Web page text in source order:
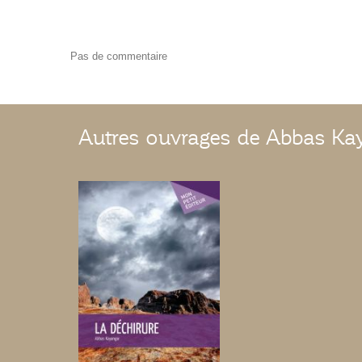
Pas de commentaire
Autres ouvrages de Abbas